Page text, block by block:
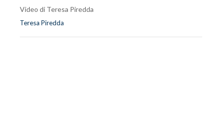
Video di Teresa Piredda
Teresa Piredda